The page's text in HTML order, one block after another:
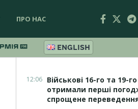
ПРО НАС
ENGLISH
12:06 Військові 16-го та 19-
отримали перші
спрощене